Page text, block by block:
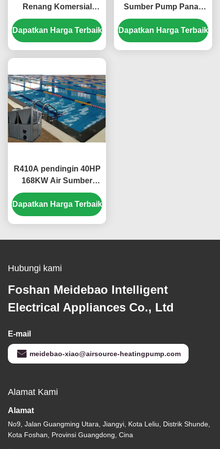
Renang Komersial
Besar 50HP ramah
lingkungan
Dapatkan Harga Terbaik
Sumber Pump Panas
304 Lembar Logam 304
Shell Titanium Tabung
Dapatkan Harga Terbaik
R410A pendingin 40HP
168KW Air Sumber
Pump Panas Untuk
Kolam Renang
Dapatkan Harga Terbaik
Hubungi kami
Foshan Meidebao Intelligent
Electrical Appliances Co., Ltd
E-mail
meidebao-xiao@airsource-heatingpump.com
Alamat Kami
Alamat
No9, Jalan Guangming Utara, Jiangyi, Kota Leliu, Distrik Shunde,
Kota Foshan, Provinsi Guangdong, Cina